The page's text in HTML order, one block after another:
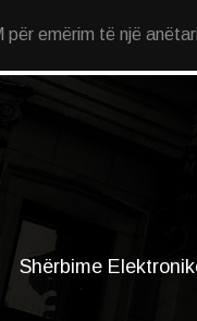
për emërim të një
Shërbime